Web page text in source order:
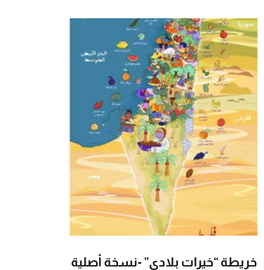
خريطة “خيرات بلادي” -نسخة أصلية